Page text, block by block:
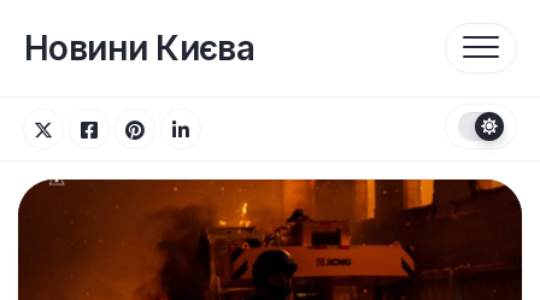
вмістуНовини Києва